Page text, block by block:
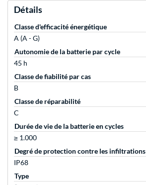
Détails
Classe d'efficacité énergétique
A (A - G)
Autonomie de la batterie par cycle
45 h
Classe de fiabilité par cas
B
Classe de réparabilité
C
Durée de vie de la batterie en cycles
≥ 1.000
Degré de protection contre les infiltrations
IP68
Type